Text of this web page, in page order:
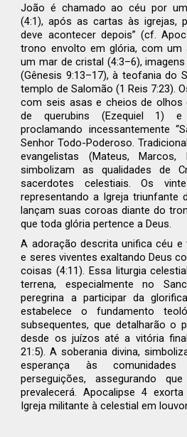
João é chamado ao céu por
(4:1), após as cartas às igrejas,
deve acontecer depois” (cf.
trono envolto em glória, com um
um mar de cristal (4:3–6),
(Gênesis 9:13–17), à teofania do
templo de Salomão (1 Reis 7:23).
com seis asas e cheios de olhos
de querubins (Ezequiel 1)
proclamando incessantemente
Senhor Todo-Poderoso.
evangelistas (Mateus,
simbolizam as qualidades de
sacerdotes celestiais. Os
representando a Igreja triunfante
lançam suas coroas diante do
que toda glória pertence a Deus.
A adoração descrita unifica céu
e seres viventes exaltando Deus
coisas (4:11). Essa liturgia
terrena, especialmente no
peregrina a participar da
estabelece o fundamento
subsequentes, que detalharão o
desde os juízos até a vitória
21:5). A soberania divina,
esperança às comunidades
perseguições, assegurando
prevalecerá. Apocalipse 4
Igreja militante à celestial em